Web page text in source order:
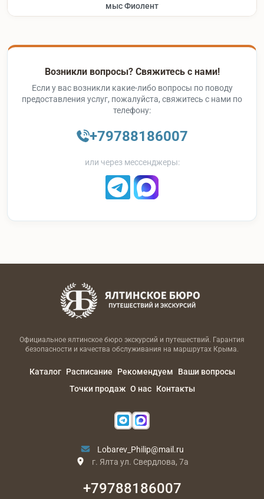
мыс Фиолент
Возникли вопросы? Свяжитесь с нами!
Если у вас возникли какие-либо вопросы по поводу
предоставления услуг, пожалуйста, свяжитесь с нами по
телефону:
+79788186007
или через мессенджеры:
Официальное ялтинское бюро экскурсий и путешествий. Гарантия
безопасности и качества обслуживания на маршрутах Крыма.
Каталог Расписание Рекомендуем
Ваши вопросы
Точки продаж О нас Контакты
Lobarev_Philip@mail.ru
г. Ялта ул. Свердлова, 7а
+79788186007